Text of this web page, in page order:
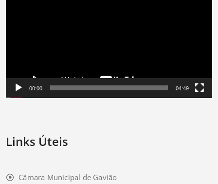
00:00 04:49
Links Úteis
Câmara Municipal de Gavião